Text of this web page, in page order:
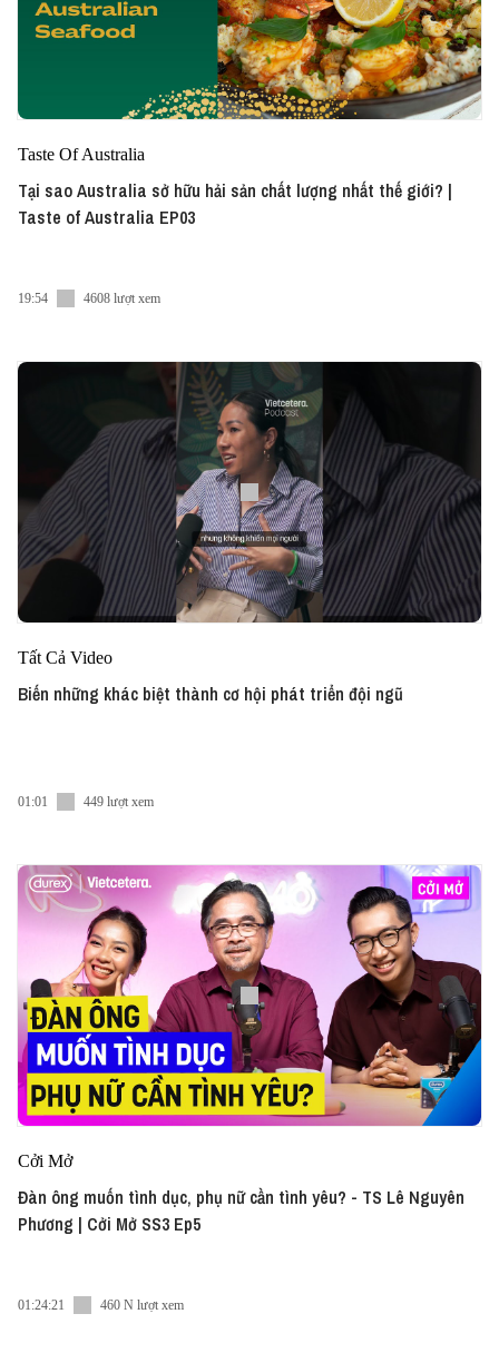
Taste Of Australia
Tại sao Australia sở hữu hải sản chất lượng nhất thế giới? |
Taste of Australia EP03
19:54 4608 lượt xem
Tất Cả Video
Biến những khác biệt thành cơ hội phát triển đội ngũ
01:01 449 lượt xem
Cởi Mở
Đàn ông muốn tình dục, phụ nữ cần tình yêu? - TS Lê Nguyên
Phương | Cởi Mở SS3 Ep5
01:24:21 460 N lượt xem